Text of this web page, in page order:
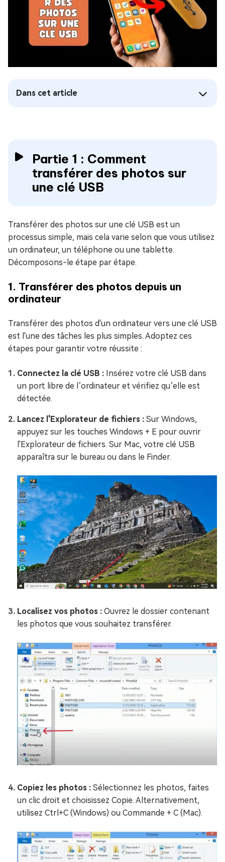
Dans cet article
Partie 1 : Comment
transférer des photos sur
une clé USB
Transférer des photos sur une clé USB est un
processus simple, mais cela varie selon que vous utilisez
un ordinateur, un téléphone ou une tablette.
Décomposons-le étape par étape.
1. Transférer des photos depuis un
ordinateur
Transférer des photos d'un ordinateur vers une clé USB
est l'une des tâches les plus simples. Adoptez ces
étapes pour garantir votre réussite :
Connectez la clé USB : Insérez votre clé USB dans
un port libre de l’ordinateur et vérifiez qu’elle est
détectée.
Lancez l'Explorateur de fichiers : Sur Windows,
appuyez sur les touches Windows + E pour ouvrir
l'Explorateur de fichiers. Sur Mac, votre clé USB
apparaîtra sur le bureau ou dans le Finder.
Localisez vos photos : Ouvrez le dossier contenant
les photos que vous souhaitez transférer.
Copiez les photos : Sélectionnez les photos, faites
un clic droit et choisissez Copie. Alternativement,
utilisez Ctrl+C (Windows) ou Commande + C (Mac).